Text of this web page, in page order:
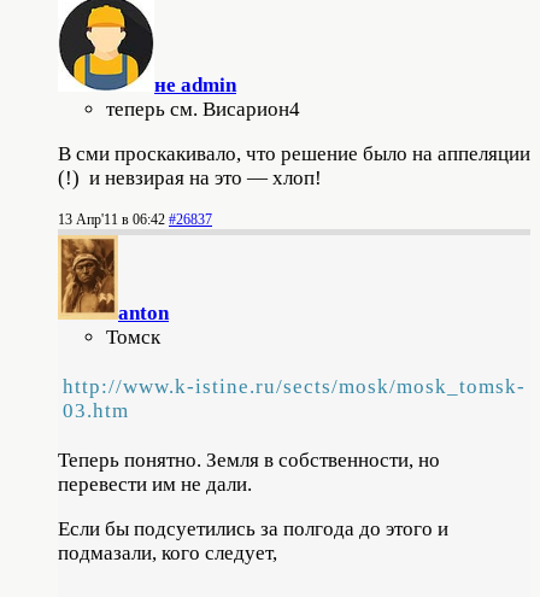
не admin
теперь см. Висариoн4
В сми проскакивало, что решение было на аппеляции
(!) и невзирая на это — хлоп!
13 Апр'11 в 06:42 #26837
anton
Томск
http://www.k-istine.ru/sects/mosk/mosk_tomsk-
03.htm
Теперь понятно. Земля в собственности, но
перевести им не дали.
Если бы подсуетились за полгода до этого и
подмазали, кого следует,